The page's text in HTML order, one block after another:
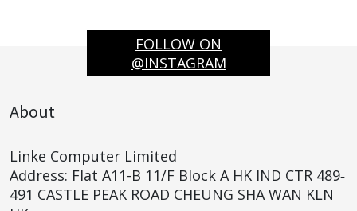
FOLLOW ON
@INSTAGRAM
About
Linke Computer Limited
Address: Flat A11-B 11/F Block A HK IND CTR 489‐
491 CASTLE PEAK ROAD CHEUNG SHA WAN KLN